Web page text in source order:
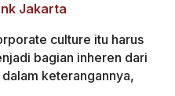
Jakarta
culture itu harus
bagian inheren dari
keterangannya,